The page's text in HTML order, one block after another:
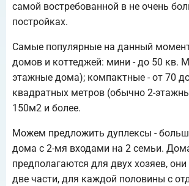
самой востребованной в не очень
постройках.
Самые популярные на данный
домов и коттеджей: мини - до 50 кв.
этажные дома); компактные - от 70
квадратных метров (обычно 2-
150м2 и более.
Можем предложить дуплексы -
дома с 2-мя входами на 2 семьи.
предполагаются для двух хозяев,
две части, для каждой половины с